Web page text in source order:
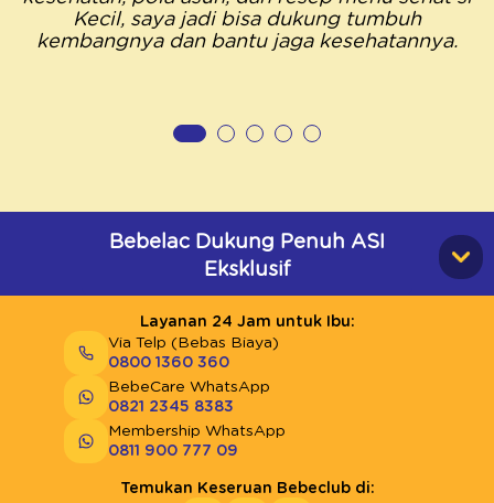
Kecil, saya jadi bisa dukung tumbuh
kembangnya dan bantu jaga kesehatannya.
Bebelac Dukung Penuh ASI
Eksklusif
Layanan 24 Jam untuk Ibu:
Via Telp (Bebas Biaya)
0800 1360 360
BebeCare WhatsApp
0821 2345 8383
Membership WhatsApp
0811 900 777 09
Temukan Keseruan Bebeclub di: